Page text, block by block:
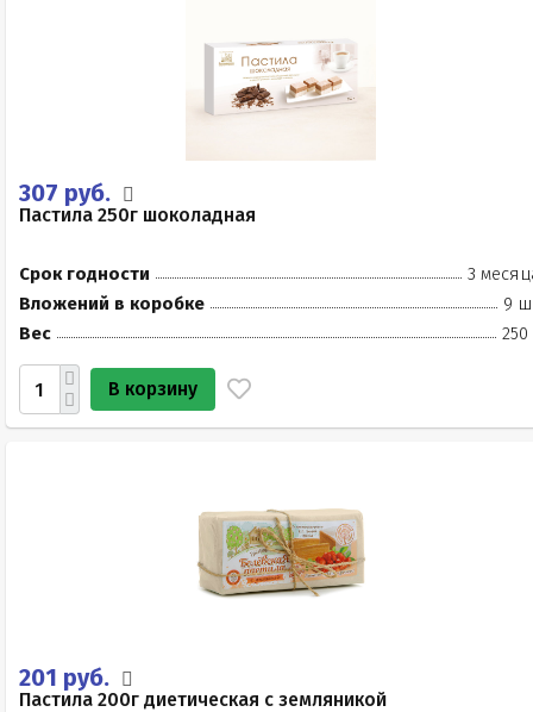
307 руб.
Пастила 250г шоколадная
Срок годности
3
Вложений в коробке
9
Вес
250
В корзину
201 руб.
Пастила 200г диетическая с земляникой